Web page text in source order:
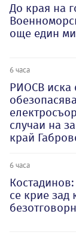
До края на
още един
6 часа
РИОСВ иска
случаи на
край
6 часа
се крие зад